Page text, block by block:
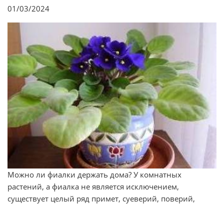
01/03/2024
Можно ли фиалки держать дома? У комнатных
растений, а фиалка не является исключением,
существует целый ряд примет, суеверий, поверий,